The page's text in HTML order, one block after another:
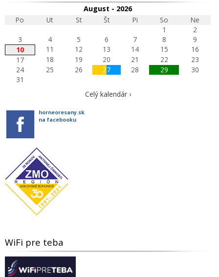
August - 2026
Po
Ut St Št Pi So
Ne
1
2
3
4 5 6 7 8
9
10
11 12 13 14 15
16
17
18 19 20 21 22
23
24
25 26 27 28 29
30
31
Celý kalendár ›
horneoresany.sk
na facebooku
WiFi pre teba